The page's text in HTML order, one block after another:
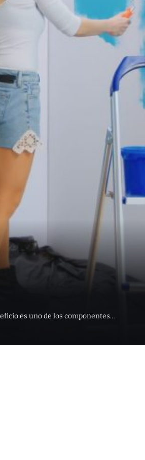
es uno de los componentes…